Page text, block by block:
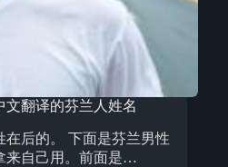
翻译的芬兰人姓名
后的。 下面是芬兰男性
来自己用。前面是…